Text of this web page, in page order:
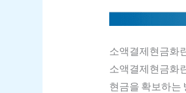
소액결제현금화
소액결제현금화
현금을 확보하는